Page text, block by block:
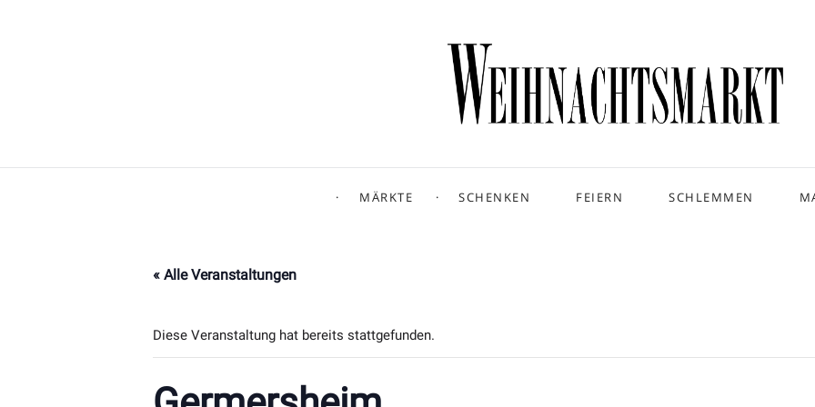
MÄRKTE SCHENKEN FEIERN SCHLEMMEN
« Alle Veranstaltungen
Diese Veranstaltung hat bereits stattgefunden.